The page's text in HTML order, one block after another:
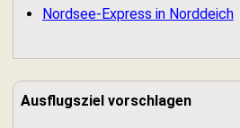
Nordsee-Express in Norddeich
Ausflugsziel vorschlagen